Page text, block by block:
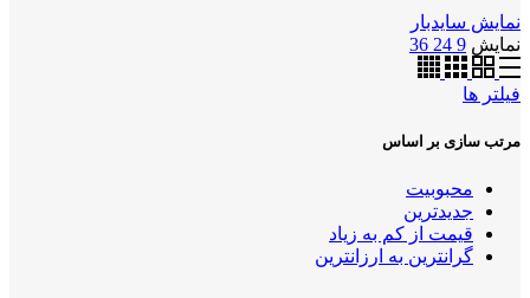
نمایش سایدبار
نمایش 9
24
36
فیلتر ها
مرتب سازی بر اساس
محبوبیت
جدیدترین
قیمت از کم به زیاد
گرانترین به ارزانترین